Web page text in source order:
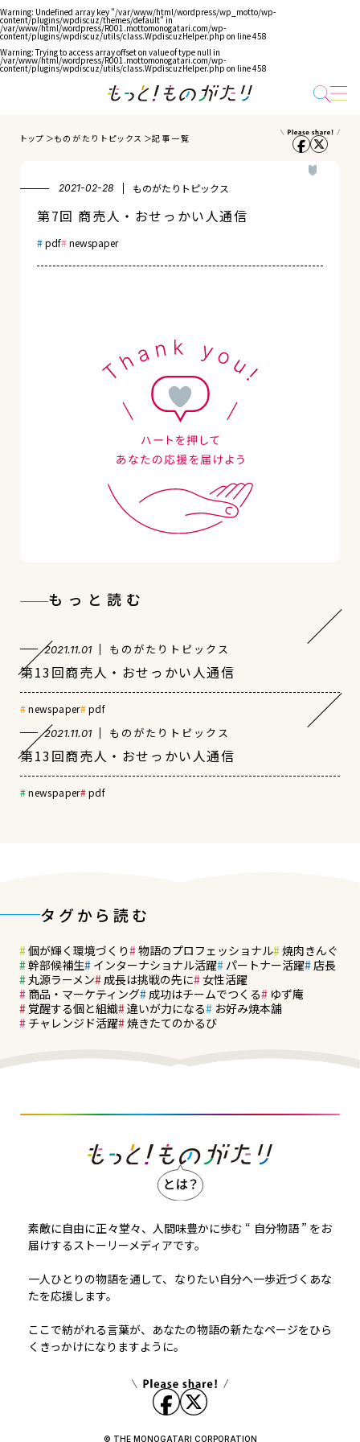
Warning: Undefined array key "/var/www/html/wordpress/wp_motto/wp-
content/plugins/wpdiscuz/themes/default" in
/var/www/html/wordpress/R001.mottomonogatari.com/wp-
content/plugins/wpdiscuz/utils/class.WpdiscuzHelper.php on line458
Warning: Trying to access array offset on value of type null in
/var/www/html/wordpress/R001.mottomonogatari.com/wp-
content/plugins/wpdiscuz/utils/class.WpdiscuzHelper.php on line458
トップ ものがたりトピックス 記事一覧
2021-02-28 ものがたりトピックス
第7回 商売人・おせっかい人通信
pdf newspaper
もっと読む
2021.11.01 ものがたりトピックス
第13回商売人・おせっかい人通信
newspaper pdf
2021.11.01 ものがたりトピックス
第13回商売人・おせっかい人通信
newspaper pdf
タグから読む
個が輝く環境づくり 物語のプロフェッショナル 焼肉きんぐ
幹部候補生 インターナショナル活躍 パートナー活躍 店長
丸源ラーメン 成長は挑戦の先に
女性活躍
商品・マーケティング 成功はチームでつくる
ゆず庵
覚醒する個と組織 違いが力になる
お好み焼本舗
チャレンジド活躍 焼きたてのかるび
素敵に自由に正々堂々、人間味豊かに歩む “ 自分物語 ” をお
届けするストーリーメディアです。
一人ひとりの物語を通して、なりたい自分へ一歩近づくあな
たを応援します。
ここで紡がれる言葉が、あなたの物語の新たなページをひら
くきっかけになりますように。
© THE MONOGATARI CORPORATION